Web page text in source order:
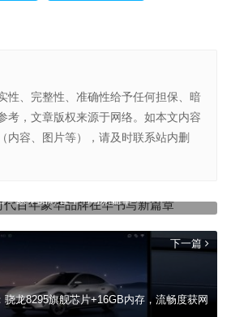
性、完整性、准确性给予任何担保、暗
考，文章版权来源于网络。如本文内容
内容、图片等），请及时联系站内删
年豪华品牌在华书写新篇章
下一篇
龙8295旗舰芯片+16GB内存，流畅度获网